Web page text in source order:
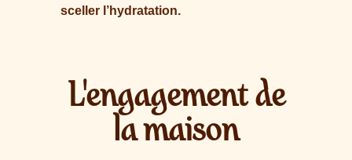
sceller l’hydratation.
L'engagement de
la maison